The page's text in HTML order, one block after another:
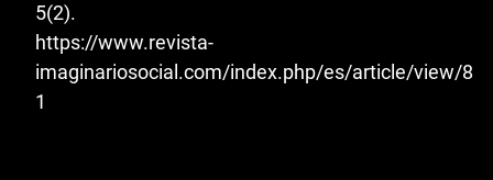
5(2).
https://www.revista-
imaginariosocial.com/index.php/es/article/view/8
1